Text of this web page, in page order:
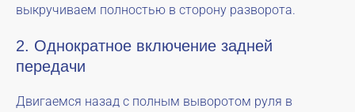
выкручиваем полностью в сторону разворота.
2. Однократное включение задней
передачи
Двигаемся назад с полным выворотом руля в